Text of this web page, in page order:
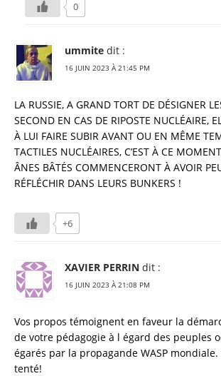
0
ummite dit :
16 JUIN 2023 À 21:45 PM
LA RUSSIE, A GRAND TORT DE DÉSIGNER
SECOND EN CAS DE RIPOSTE NUCLÉAIRE,
À LUI FAIRE SUBIR AVANT OU EN MÊME
TACTILES NUCLÉAIRES, C’EST À CE
ÂNES BÂTÉS COMMENCERONT À AVOIR
RÉFLÉCHIR DANS LEURS BUNKERS !
+6
XAVIER PERRIN dit :
16 JUIN 2023 À 21:08 PM
Vos propos témoignent en faveur la
de votre pédagogie à l égard des peuples
égarés par la propagande WASP
tenté!